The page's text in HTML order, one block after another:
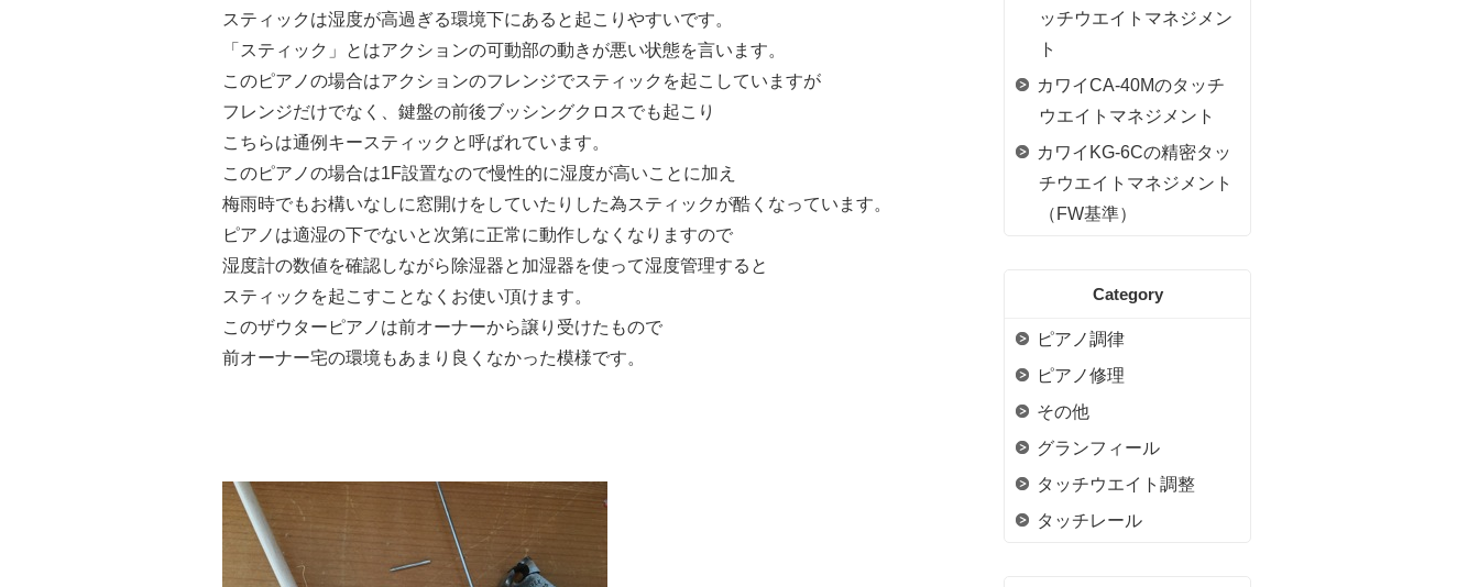
スティックは湿度が高過ぎる環境下にあると起こりやすいです。
「スティック」とはアクションの可動部の動きが悪い状態を言います。
このピアノの場合はアクションのフレンジでスティックを起こしていますが
フレンジだけでなく、鍵盤の前後ブッシングクロスでも起こり
こちらは通例キースティックと呼ばれています。
このピアノの場合は1F設置なので慢性的に湿度が高いことに加え
梅雨時でもお構いなしに窓開けをしていたりした為スティックが酷くなっています。
ピアノは適湿の下でないと次第に正常に動作しなくなりますので
湿度計の数値を確認しながら除湿器と加湿器を使って湿度管理すると
スティックを起こすことなくお使い頂けます。
このザウターピアノは前オーナーから譲り受けたもので
前オーナー宅の環境もあまり良くなかった模様です。
ッチウエイトマネジメン
ト
カワイCA-40Mのタッチ
ウエイトマネジメント
カワイKG-6Cの精密タッ
チウエイトマネジメント
（FW基準）
Category
ピアノ調律
ピアノ修理
その他
グランフィール
タッチウエイト調整
タッチレール